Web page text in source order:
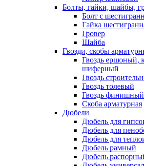
Болты, гайки, шайбы,
Болт c
Гайка
Гровер
Шайба
Гвозди, скобы
Гвоздь ершоный,
шиферный
Гвоздь
Гвоздь толевый
Гвоздь финишный
Скоба арматурная
Дюбели
Дюбель для
Дюбель для
Дюбель для
Дюбель рамный
Дюбель